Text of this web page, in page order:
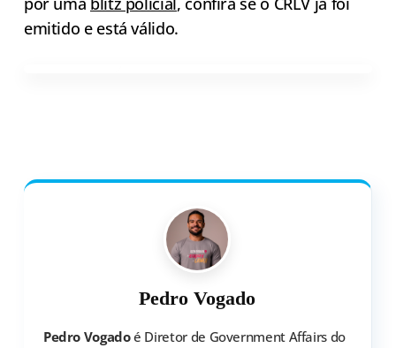
emitido e está válido.
Pedro Vogado
Pedro Vogadoé Diretor de Government Affairs do